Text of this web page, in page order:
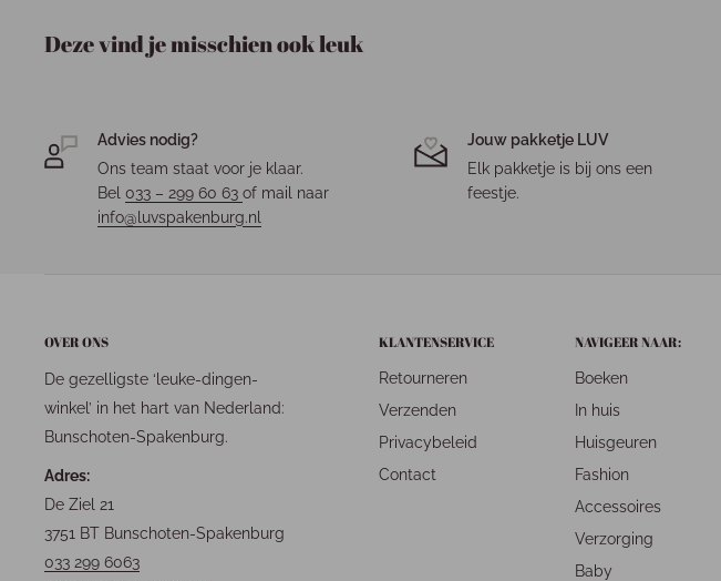
Deze vind je misschien ook leuk
Advies nodig?
Ons team staat voor je klaar.
Bel 033 – 299 60 63 of mail naar
info@luvspakenburg.nl
Jouw pakketje LUV
Elk pakketje is bij ons een
feestje.
OVER ONS
De gezelligste ‘leuke-dingen-
winkel’ in het hart van Nederland:
Bunschoten-Spakenburg.
Adres:
De Ziel 21
3751 BT Bunschoten-Spakenburg
033 299 6063
KLANTENSERVICE
Retourneren
Verzenden
Privacybeleid
Contact
NAVIGEER NAAR:
Boeken
In huis
Huisgeuren
Fashion
Accessoires
Verzorging
Baby